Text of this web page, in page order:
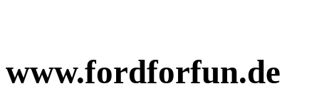
www.fordforfun.de